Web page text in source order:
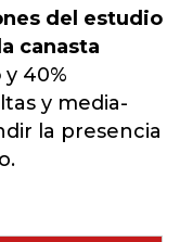
del estudio
canasta
y 40%
y media-
la presencia